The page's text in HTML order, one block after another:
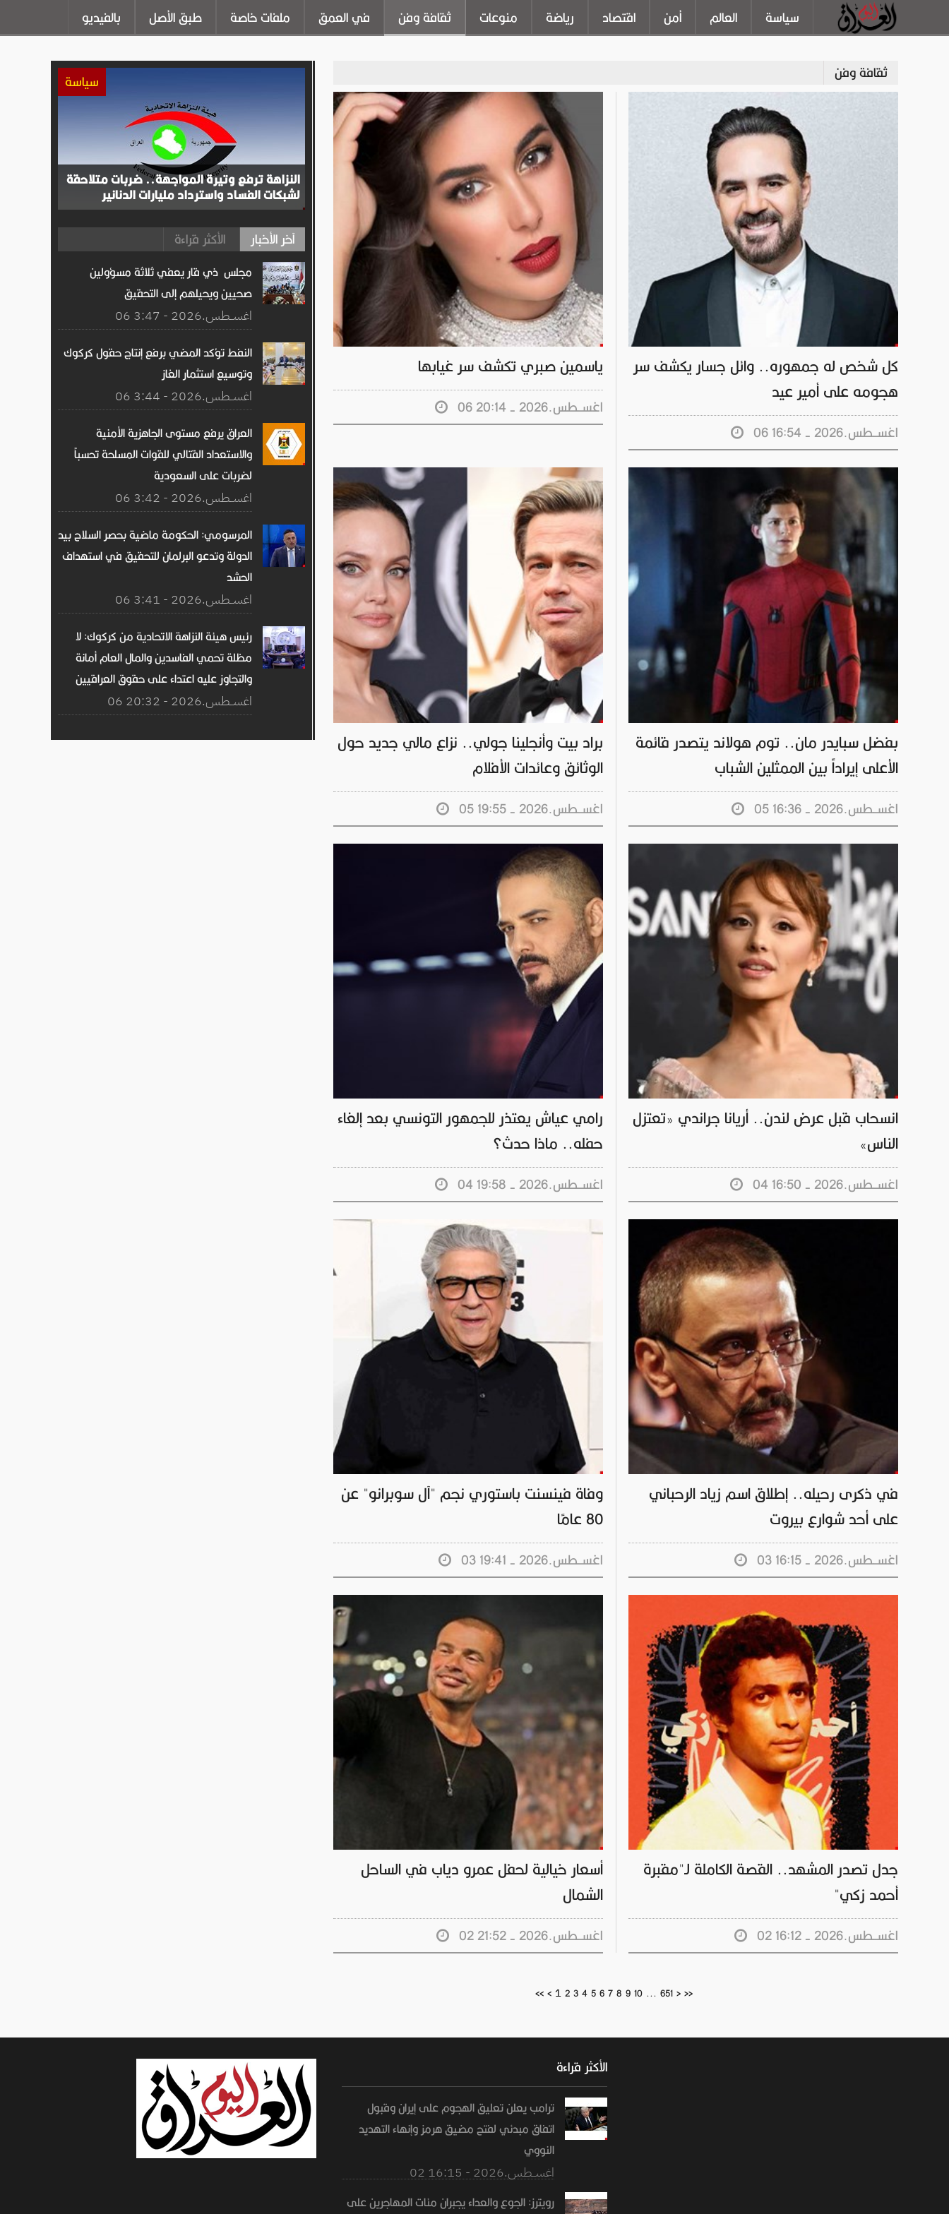
سياسة العالم أمن اقتصاد رياضة منوعات ثقافة وفن في العمق ملفات خاصة طبق الأصل بالفيديو
ثقافة وفن
ياسمين صبري تكشف سر غيابها
06 اغســطس.2026 - 20:14
كل شخص له جمهوره.. وائل جسار يكشف سر
هجومه على أمير عيد
06 اغســطس.2026 - 16:54
براد بيت وأنجلينا جولي.. نزاع مالي جديد حول
الوثائق وعائدات الأفلام
05 اغســطس.2026 - 19:55
بفضل سبايدر مان.. توم هولاند يتصدر قائمة
الأعلى إيراداً بين الممثلين الشباب
05 اغســطس.2026 - 16:36
رامي عياش يعتذر للجمهور التونسي بعد إلغاء
حفله.. ماذا حدث؟
04 اغســطس.2026 - 19:58
انسحاب قبل عرض لندن.. أريانا جراندي «تعتزل
الناس»
04 اغســطس.2026 - 16:50
وفاة فينسنت باستوري نجم "آل سوبرانو" عن
80 عامًا
03 اغســطس.2026 - 19:41
في ذكرى رحيله.. إطلاق اسم زياد الرحباني
على أحد شوارع بيروت
03 اغســطس.2026 - 16:15
أسعار خيالية لحفل عمرو دياب في الساحل
الشمال
02 اغســطس.2026 - 21:52
جدل تصدر المشهد.. القصة الكاملة لـ"مقبرة
أحمد زكي"
02 اغســطس.2026 - 16:12
<< < 1 2 3 4 5 6 7 8 9 10 ... 651 > >>
سياسة
النزاهة ترفع وتيرة المواجهة.. ضربات متلاحقة
لشبكات الفساد واسترداد مليارات الدنانير
آخر الأخبار الأكثر قراءة
مجلس ذي قار يعفي ثلاثة مسؤولين
صحيين ويحيلهم إلى التحقيق
06 اغســطس.2026 - 3:47
النفط تؤكد المضي برفع إنتاج حقول كركوك
وتوسيع استثمار الغاز
06 اغســطس.2026 - 3:44
العراق يرفع مستوى الجاهزية الأمنية
والاستعداد القتالي للقوات المسلحة تحسباً
لضربات على السعودية
06 اغســطس.2026 - 3:42
المرسومي: الحكومة ماضية بحصر السلاح بيد
الدولة وتدعو البرلمان للتحقيق في استهداف
الحشد
06 اغســطس.2026 - 3:41
رئيس هيئة النزاهة الاتحادية من كركوك: لا
مظلة تحمي الفاسدين والمال العام أمانة
والتجاوز عليه اعتداء على حقوق العراقيين
06 اغســطس.2026 - 20:32
الأكثر قراءة
ترامب يعلن تعليق الهجوم على إيران وقبول
اتفاق مبدئي لفتح مضيق هرمز وإنهاء التهديد
النووي
02 اغســطس.2026 - 16:15
رويترز: الجوع والعداء يجبران مئات المهاجرين على